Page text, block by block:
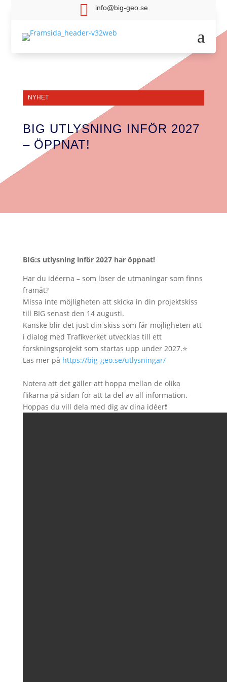
 info@big-geo.se
a
NYHET
BIG UTLYSNING INFÖR 2027
– ÖPPNAT!
BIG:s utlysning inför 2027 har öppnat!
Har du idéerna – som löser de utmaningar som finns
framåt?
Missa inte möjligheten att skicka in din projektskiss
till BIG senast den 14 augusti.
Kanske blir det just din skiss som får möjligheten att
i dialog med Trafikverket utvecklas till ett
forskningsprojekt som startas upp under 2027.⭐
Läs mer på https://big-geo.se/utlysningar/
Notera att det gäller att hoppa mellan de olika
flikarna på sidan för att ta del av all information.
Hoppas du vill dela med dig av dina idéer❗